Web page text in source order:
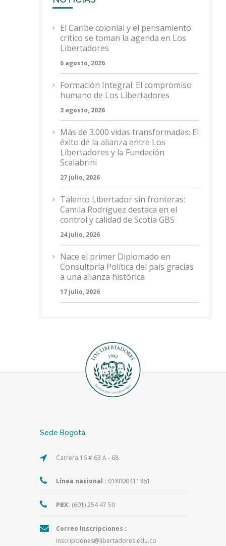
El Caribe colonial y el pensamiento
crítico se toman la agenda en Los
Libertadores
6 agosto, 2026
Formación Integral: El compromiso
humano de Los Libertadores
3 agosto, 2026
Más de 3.000 vidas transformadas: El
éxito de la alianza entre Los
Libertadores y la Fundación
Scalabrini
27 julio, 2026
Talento Libertador sin fronteras:
Camila Rodríguez destaca en el
control y calidad de Scotia GBS
24 julio, 2026
Nace el primer Diplomado en
Consultoría Política del país gracias
a una alianza histórica
17 julio, 2026
Sede Bogotá
Carrera 16 # 63 A - 68
Línea nacional : 018000411361
PBX: (601) 254 47 50
Correo Inscripciones :
inscripciones@libertadores.edu.co